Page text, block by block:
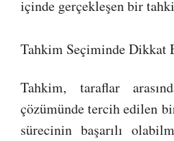
içinde gerçekleşen bir
Tahkim Seçiminde Dikkat
Tahkim, taraflar
çözümünde tercih edilen
sürecinin başarılı